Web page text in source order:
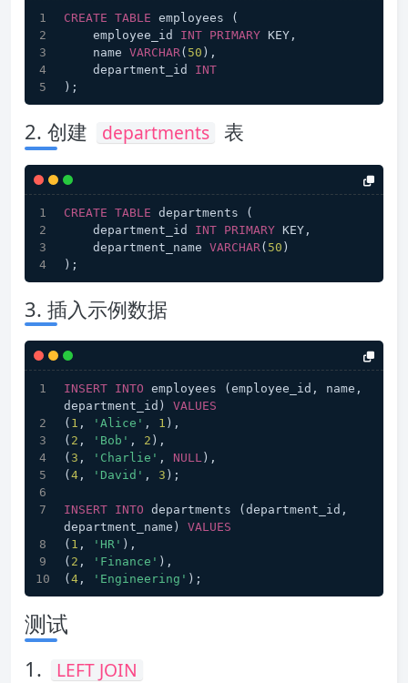
CREATE TABLE employees (
    employee_id
INT PRIMARY KEY,
    name
VARCHAR( 50 ),
    department_id
INT
);
2. 创建 departments 表
CREATE TABLE departments (
    department_id
INT PRIMARY KEY,
    department_name
VARCHAR( 50 )
);
3. 插入示例数据
INSERT INTO employees (employee_id, name,
department_id) VALUES
( 1 , 'Alice' , 1 ),
( 2 , 'Bob' , 2 ),
( 3 , 'Charlie' , NULL ),
( 4 , 'David' , 3 );
INSERT INTO departments (department_id,
department_name) VALUES
( 1 , 'HR' ),
( 2 , 'Finance' ),
( 4 , 'Engineering' );
测试
1. LEFT JOIN